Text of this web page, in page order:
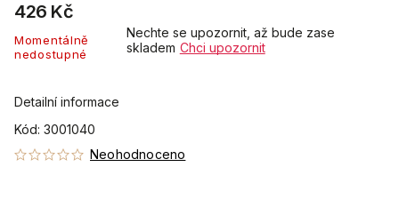
Neohodnoceno
Kód: 3001040
426 Kč
Momentálně
nedostupné
Nechte se upozornit, až bude zase
skladem Chci upozornit
Detailní informace